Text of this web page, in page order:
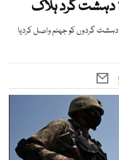
گزشتہ شب تعاقبی کارروائیوں کے دوران مزید 22 دہشت گردوں کو جہنم واصل کردیا